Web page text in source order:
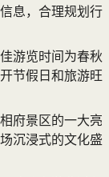
息，合理规划行
游览时间为春秋
节假日和旅游旺
府景区的一大亮
沉浸式的文化盛